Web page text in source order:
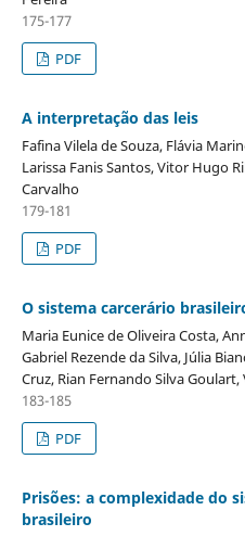
175-177
PDF
A interpretação das leis
Fafina Vilela de Souza, Flávia
Larissa Fanis Santos, Vitor Hugo
Carvalho
179-181
PDF
O sistema carcerário
Maria Eunice de Oliveira Costa,
Gabriel Rezende da Silva, Júlia
Cruz, Rian Fernando Silva
183-185
PDF
Prisões: a complexidade do
brasileiro